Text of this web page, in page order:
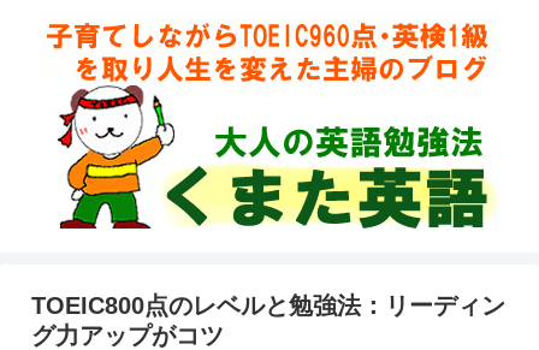
TOEIC800点のレベルと勉強法：リーディン
グ力アップがコツ